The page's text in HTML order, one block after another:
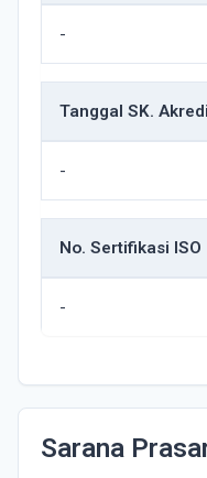
-
Tanggal SK.
-
No. Sertifikasi ISO
-
Sarana